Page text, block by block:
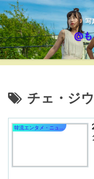
写
@
チェ・ジウ